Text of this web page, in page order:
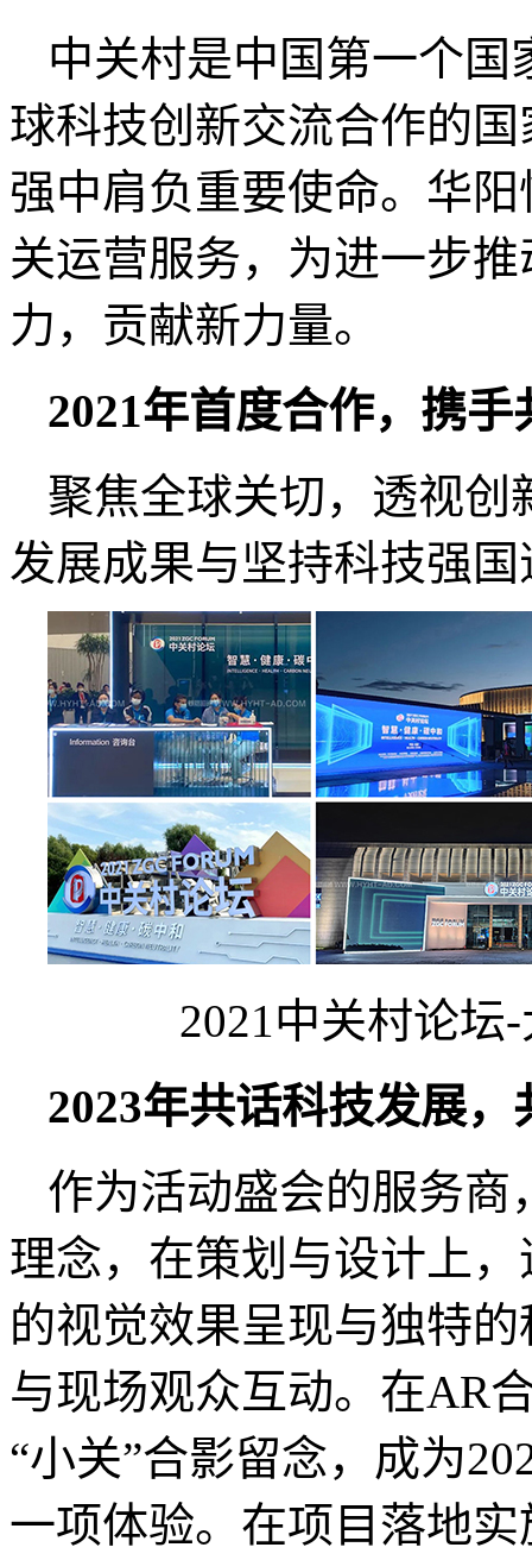
中关村是中国第一个
球科技创新交流合作的
强中肩负重要使命。华
关运营服务，为进一步
力，贡献新力量。
2021年首度合作， 携手
聚焦全球关切，透视创
发展成果与坚持科技强
2021中关村论坛
2023年共话科技发展
作为活动盛会的服务商
理念，在策划与设计上
的视觉效果呈现与独特
与现场观众互动。在AR
“小关”合影留念，成为
一项体验。在项目落地